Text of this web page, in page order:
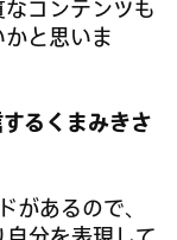
コンテンツも
と思いま
るくまみきさ
があるので、